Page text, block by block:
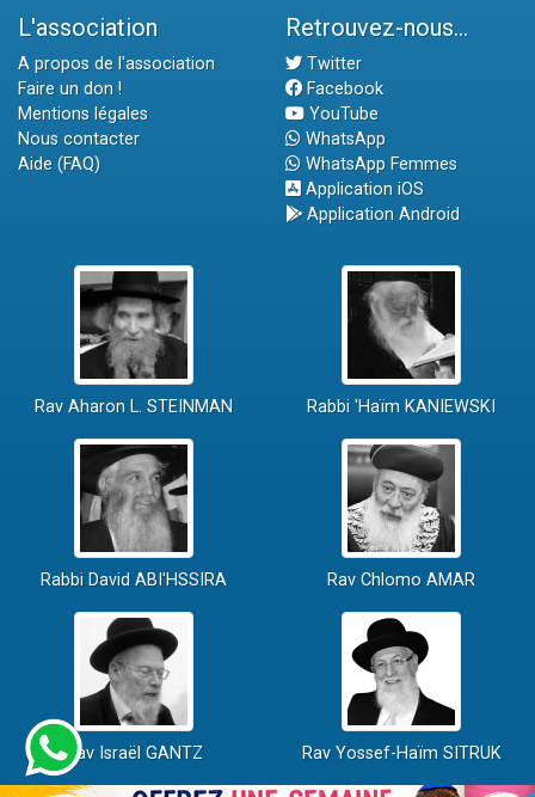
L'association
A propos de l'association
Faire un don !
Mentions légales
Nous contacter
Aide (FAQ)
Retrouvez-nous...
Twitter
Facebook
YouTube
WhatsApp
WhatsApp Femmes
Application iOS
Application Android
Rav Aharon L. STEINMAN Rabbi 'Haïm KANIEWSKI
Rabbi David ABI'HSSIRA Rav Chlomo AMAR
Rav Israël GANTZ Rav Yossef-Haïm SITRUK